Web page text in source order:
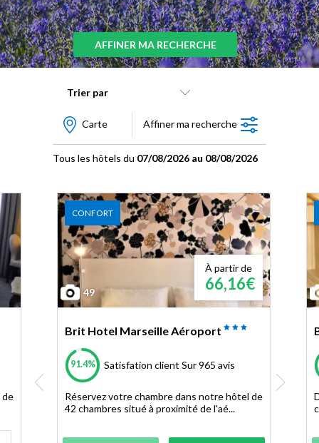
AFFINER MA RECHERCHE
Trier par
Carte Affiner ma recherche
Tous les hôtels du 07/08/2026 au 08/08/2026
de
À partir de
66,16€
CONFORT
49
Brit Hotel Marseille Aéroport
91.4% Satisfation client Sur 965 avis
Réservez votre chambre dans notre hôtel de
42 chambres situé à proximité de l'aé...